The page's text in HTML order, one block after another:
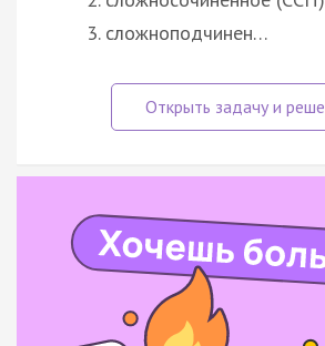
сложноподчинен…